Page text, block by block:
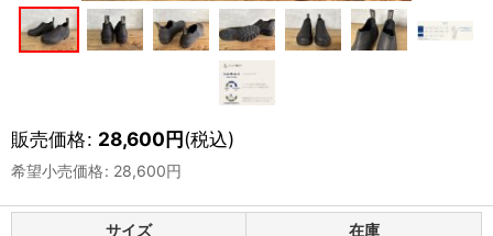
販売価格: 28,600円(税込)
希望小売価格: 28,600円
サイズ
在庫